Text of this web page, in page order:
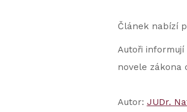
Článek nabízí
Autoři
novele zákona
Autor: JUDr.